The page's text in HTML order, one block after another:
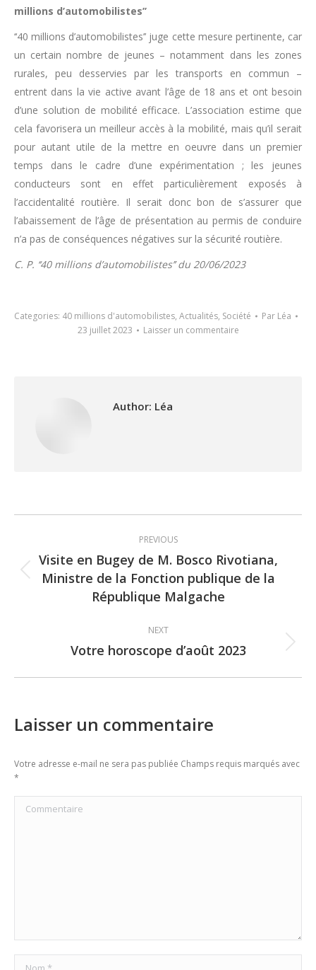
millions d’automobilistes’’
‘‘40 millions d’automobilistes’’ juge cette mesure pertinente, car
un certain nombre de jeunes – notamment dans les zones
rurales, peu desservies par les transports en commun –
entrent dans la vie active avant l’âge de 18 ans et ont besoin
d’une solution de mobilité efficace. L’association estime que
cela favorisera un meilleur accès à la mobilité, mais qu’il serait
pour autant utile de la mettre en oeuvre dans un premier
temps dans le cadre d’une expérimentation ; les jeunes
conducteurs sont en effet particulièrement exposés à
l’accidentalité routière. Il serait donc bon de s’assurer que
l’abaissement de l’âge de présentation au permis de conduire
n’a pas de conséquences négatives sur la sécurité routière.
C. P. ‘‘40 millions d’automobilistes’’ du 20/06/2023
Categories: 40 millions d'automobilistes, Actualités, Société Par Léa
23 juillet 2023
Laisser un commentaire
Author: Léa
navigation
PREVIOUS
Previous
post:
Visite en Bugey de M. Bosco Rivotiana,
Ministre de la Fonction publique de la
République Malgache
NEXT
Next
Votre horoscope d’août 2023
Laisser un commentaire
Votre adresse e-mail ne sera pas publiée Champs requis marqués avec
*
Commentaire
Nom *